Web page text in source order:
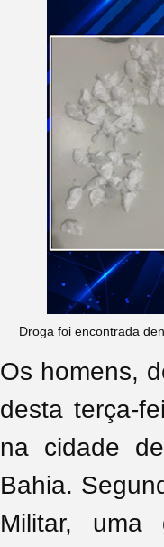
Droga foi encontrada
Os homens,
desta terça-
na cidade
Bahia.
Militar, uma